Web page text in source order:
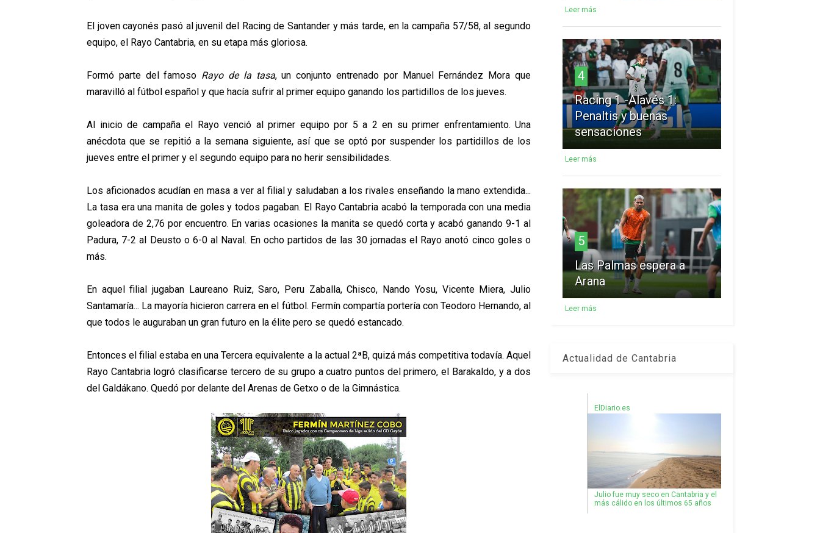
El joven cayonés pasó al juvenil del Racing de Santander y más tarde, en la campaña 57/58, al segundo
equipo, el Rayo Cantabria, en su etapa más gloriosa.
Formó parte del famoso Rayo de la tasa, un conjunto entrenado por Manuel Fernández Mora que
maravilló al fútbol español y que hacía sufrir al primer equipo ganando los partidillos de los jueves.
Al inicio de campaña el Rayo venció al primer equipo por 5 a 2 en su primer enfrentamiento. Una
anécdota que se repitió a la semana siguiente, así que se optó por suspender los partidillos de los
jueves entre el primer y el segundo equipo para no herir sensibilidades.
Los aficionados acudían en masa a ver al filial y saludaban a los rivales enseñando la mano extendida...
La tasa era una manita de goles y todos pagaban. El Rayo Cantabria acabó la temporada con una media
goleadora de 2,76 por encuentro. En varias ocasiones la manita se quedó corta y acabó ganando 9-1 al
Padura, 7-2 al Deusto o 6-0 al Naval. En ocho partidos de las 30 jornadas el Rayo anotó cinco goles o
más.
En aquel filial jugaban Laureano Ruiz, Saro, Peru Zaballa, Chisco, Nando Yosu, Vicente Miera, Julio
Santamaría... La mayoría hicieron carrera en el fútbol. Fermín compartía portería con Teodoro Hernando, al
que todos le auguraban un gran futuro en la élite pero se quedó estancado.
Entonces el filial estaba en una Tercera equivalente a la actual 2ªB, quizá más competitiva todavía. Aquel
Rayo Cantabria logró clasificarse tercero de su grupo a cuatro puntos del primero, el Barakaldo, y a dos
del Galdákano. Quedó por delante del Arenas de Getxo o de la Gimnástica.
Leer más
4
Racing 1 -Alavés 1:
Penaltis y buenas
sensaciones
Leer más
5
Las Palmas espera a
Arana
Leer más
Actualidad de Cantabria
ElDiario.es
Julio fue muy seco en Cantabria y el
más cálido en los últimos 65 años